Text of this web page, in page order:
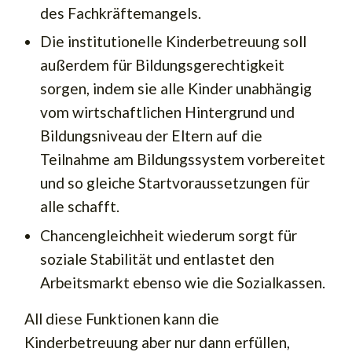
des Fachkräftemangels.
Die institutionelle Kinderbetreuung soll
außerdem für Bildungsgerechtigkeit
sorgen, indem sie alle Kinder unabhängig
vom wirtschaftlichen Hintergrund und
Bildungsniveau der Eltern auf die
Teilnahme am Bildungssystem vorbereitet
und so gleiche Startvoraussetzungen für
alle schafft.
Chancengleichheit wiederum sorgt für
soziale Stabilität und entlastet den
Arbeitsmarkt ebenso wie die Sozialkassen.
All diese Funktionen kann die
Kinderbetreuung aber nur dann erfüllen,